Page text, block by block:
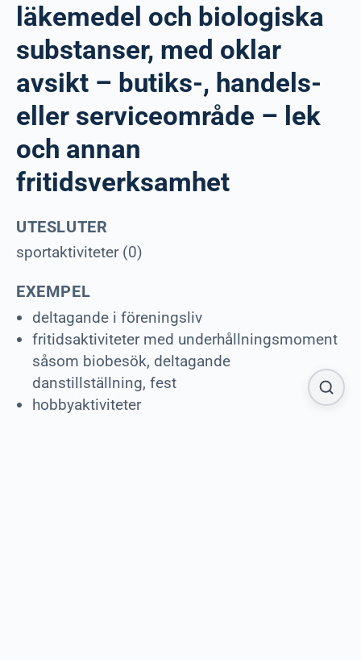
läkemedel och biologiska
substanser, med oklar
avsikt – butiks-, handels-
eller serviceområde – lek
och annan
fritidsverksamhet
UTESLUTER
sportaktiviteter (0)
EXEMPEL
deltagande i föreningsliv
fritidsaktiviteter med underhållningsmoment
såsom biobesök, deltagande
danstillställning, fest
hobbyaktiviteter